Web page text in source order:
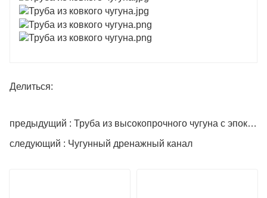
Делиться:
предыдущий : Труба из высокопрочного чугуна с эпоксидным покрытием
следующий : Чугунный дренажный канал